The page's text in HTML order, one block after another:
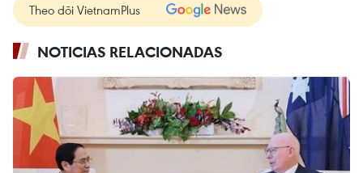
Theo dõi VietnamPlus
NOTICIAS RELACIONADAS